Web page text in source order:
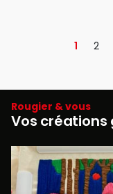
1 2
Rougier & vous
Vos créations